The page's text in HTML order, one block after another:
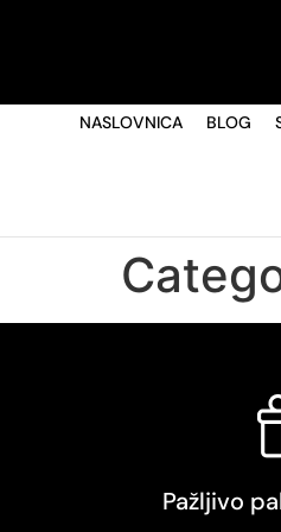
NASLOVNICA BLOG
Pažljivo